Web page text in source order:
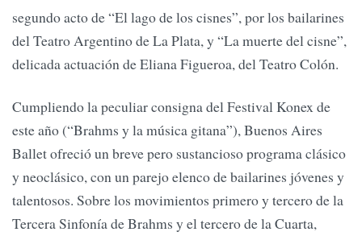
segundo acto de “El lago de los cisnes”, por los bailarines
del Teatro Argentino de La Plata, y “La muerte del cisne”,
delicada actuación de Eliana Figueroa, del Teatro Colón.
Cumpliendo la peculiar consigna del Festival Konex de
este año (“Brahms y la música gitana”), Buenos Aires
Ballet ofreció un breve pero sustancioso programa clásico
y neoclásico, con un parejo elenco de bailarines jóvenes y
talentosos. Sobre los movimientos primero y tercero de la
Tercera Sinfonía de Brahms y el tercero de la Cuarta,